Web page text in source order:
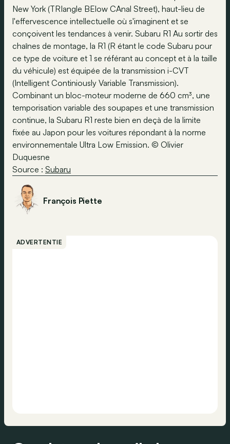
New York (TRIangle BElow CAnal Street), haut-lieu de
l'effervescence intellectuelle où s'imaginent et se
conçoivent les tendances à venir. Subaru R1 Au sortir des
chaînes de montage, la R1 (R étant le code Subaru pour
ce type de voiture et 1 se référant au concept et à la taille
du véhicule) est équipée de la transmission i-CVT
(Intelligent Continiously Variable Transmission).
Combinant un bloc-moteur moderne de 660 cm³, une
temporisation variable des soupapes et une transmission
continue, la Subaru R1 reste bien en deçà de la limite
fixée au Japon pour les voitures répondant à la norme
environnementale Ultra Low Emission. © Olivier
Duquesne
Source : Subaru
François Piette
ADVERTENTIE